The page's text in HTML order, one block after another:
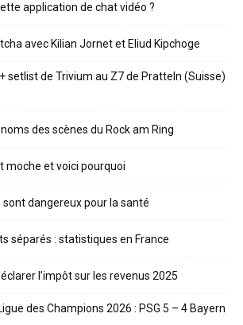
application de chat vidéo ?
avec Kilian Jornet et Eliud Kipchoge
setlist de Trivium au Z7 de Pratteln (Suisse)
des scènes du Rock am Ring
moche et voici pourquoi
sont dangereux pour la santé
séparés : statistiques en France
l’impôt sur les revenus 2025
des Champions 2026 : PSG 5 – 4 Bayern